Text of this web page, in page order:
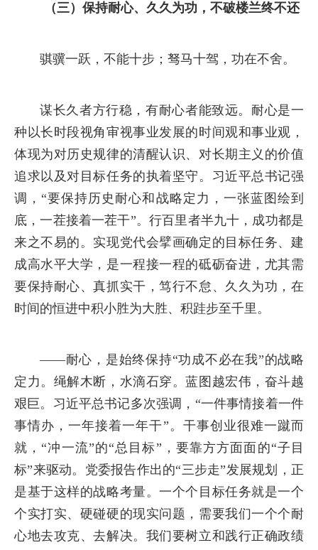
（三）保持耐心、久久为功，不破楼兰终不还
骐骥一跃，不能十步；驽马十驾，功在不舍。
谋长久者方行稳，有耐心者能致远。耐心是一
种以长时段视角审视事业发展的时间观和事业观，
体现为对历史规律的清醒认识、对长期主义的价值
追求以及对目标任务的执着坚守。习近平总书记强
调，“要保持历史耐心和战略定力，一张蓝图绘到
底，一茬接着一茬干”。行百里者半九十，成功都是
来之不易的。实现党代会擘画确定的目标任务、建
成高水平大学，是一程接一程的砥砺奋进，尤其需
要保持耐心、真抓实干，笃行不怠、久久为功，在
时间的恒进中积小胜为大胜、积跬步至千里。
——耐心，是始终保持“功成不必在我”的战略
定力。绳解木断，水滴石穿。蓝图越宏伟，奋斗越
艰巨。习近平总书记多次强调，“一件事情接着一件
事情办，一年接着一年干”。干事创业很难一蹴而
就，“冲一流”的“总目标”，要靠方方面面的“子目
标”来驱动。党委报告作出的“三步走”发展规划，正
是基于这样的战略考量。一个个目标任务就是一个
个实打实、硬碰硬的现实问题，需要我们一个个耐
心地去攻克、去解决。我们要树立和践行正确政绩